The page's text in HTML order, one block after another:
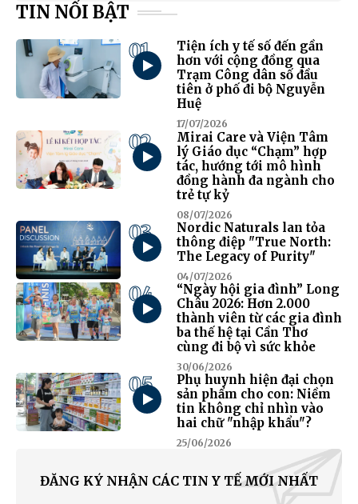
TIN NỔI BẬT
01
Tiện ích y tế số đến gần
hơn với cộng đồng qua
Trạm Công dân số đầu
tiên ở phố đi bộ Nguyễn
Huệ
17/07/2026
02
Mirai Care và Viện Tâm
lý Giáo dục “Chạm” hợp
tác, hướng tới mô hình
đồng hành đa ngành cho
trẻ tự kỷ
08/07/2026
03
Nordic Naturals lan tỏa
thông điệp "True North:
The Legacy of Purity"
04/07/2026
04
“Ngày hội gia đình” Long
Châu 2026: Hơn 2.000
thành viên từ các gia đình
ba thế hệ tại Cần Thơ
cùng đi bộ vì sức khỏe
30/06/2026
05
Phụ huynh hiện đại chọn
sản phẩm cho con: Niềm
tin không chỉ nhìn vào
hai chữ "nhập khẩu"?
25/06/2026
ĐĂNG KÝ NHẬN CÁC TIN Y TẾ MỚI NHẤT